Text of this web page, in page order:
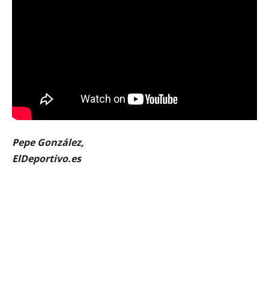
Pepe González,
ElDeportivo.es